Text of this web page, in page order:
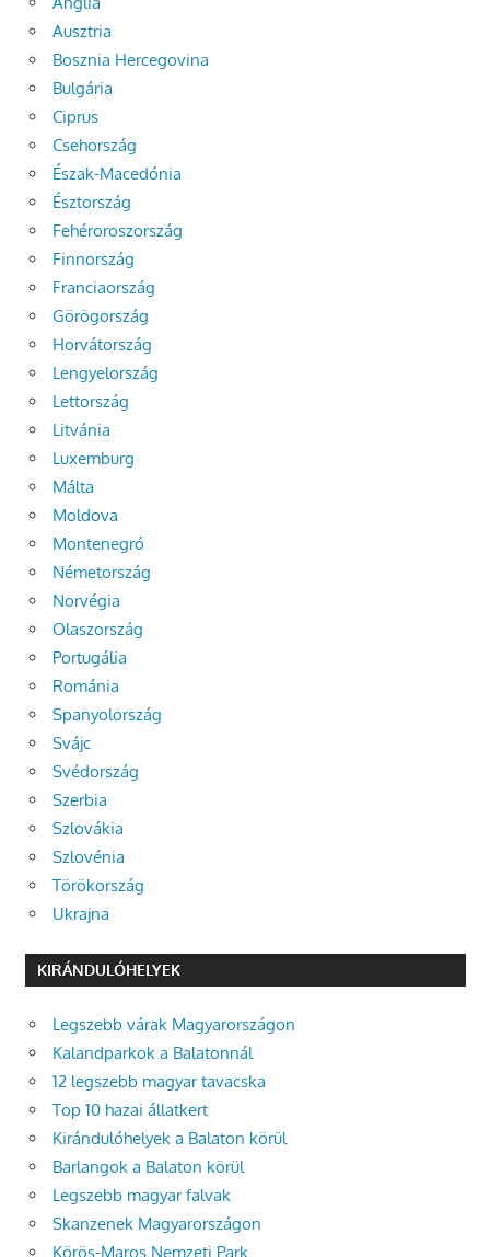
Ausztria
Bosznia Hercegovina
Bulgária
Ciprus
Csehország
Észak-Macedónia
Észtország
Fehéroroszország
Finnország
Franciaország
Görögország
Horvátország
Lengyelország
Lettország
Litvánia
Luxemburg
Málta
Moldova
Montenegró
Németország
Norvégia
Olaszország
Portugália
Románia
Spanyolország
Svájc
Svédország
Szerbia
Szlovákia
Szlovénia
Törökország
Ukrajna
KIRÁNDULÓHELYEK
Legszebb várak Magyarországon
Kalandparkok a Balatonnál
12 legszebb magyar tavacska
Top 10 hazai állatkert
Kirándulóhelyek a Balaton körül
Barlangok a Balaton körül
Legszebb magyar falvak
Skanzenek Magyarországon
Körös-Maros Nemzeti Park